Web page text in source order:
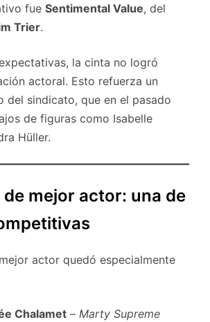
fue Sentimental Value, del
Trier.
la cinta no logró
actoral. Esto refuerza un
del sindicato, que en el pasado
de figuras como Isabelle
Hüller.
mejor actor: una de
actor quedó especialmente
Chalamet – Marty Supreme